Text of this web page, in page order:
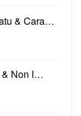
& Cara…
& Non I…